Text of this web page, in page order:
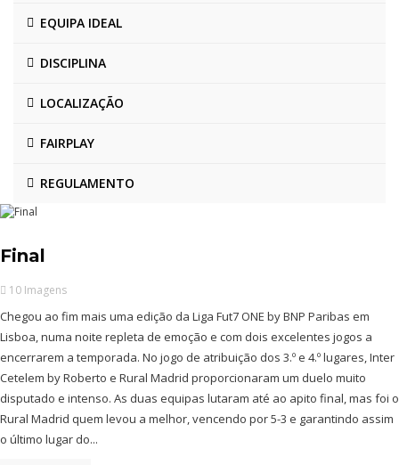
EQUIPA IDEAL
DISCIPLINA
LOCALIZAÇÃO
FAIRPLAY
REGULAMENTO
Final
10 Imagens
Chegou ao fim mais uma edição da Liga Fut7 ONE by BNP Paribas em
Lisboa, numa noite repleta de emoção e com dois excelentes jogos a
encerrarem a temporada. No jogo de atribuição dos 3.º e 4.º lugares, Inter
Cetelem by Roberto e Rural Madrid proporcionaram um duelo muito
disputado e intenso. As duas equipas lutaram até ao apito final, mas foi o
Rural Madrid quem levou a melhor, vencendo por 5-3 e garantindo assim
o último lugar do...